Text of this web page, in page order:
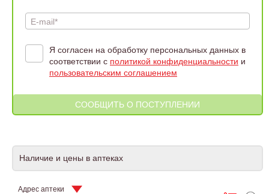
E-mail*
Я согласен на обработку персональных данных в
соответствии с политикой конфиденциальности и
пользовательским соглашением
Наличие и цены в аптеках
Адрес аптеки